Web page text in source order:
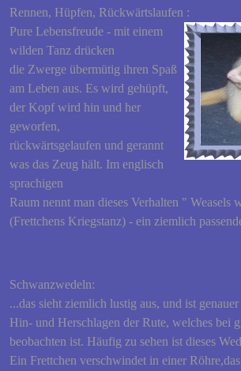
Rennen, Hüpfen, Rückwärtslaufen :
Pure Lebensfreude - mit einem
wilden Tanz drücken
die Zwerge übermütig ihren Spaß
am Leben aus. Es wird gehüpft,
der Kopf wird hin und her
geworfen,
rückwärtsgelaufen und gerannt
was das Zeug hält. Im englisch
sprachigen
Raum nennt man dieses Verhalten " Weasels
(Frettchens Kriegstanz) - ein ziemlich
Schwanzwedeln:
...das sieht ziemlich lustig aus, und ist
Hin- und Herschlagen der Rute, welches bei
beobachten ist. Häufig zu sehen ist dieses
Ein Frettchen verschwindet in einer